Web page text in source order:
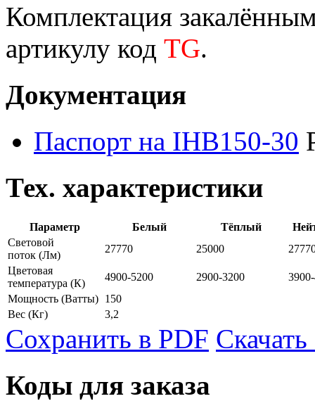
Комплектация
артикулу код TG.
Документация
Паспорт на IHB150-30
Тех. характеристики
Параметр Белый Тёплый
Световой
поток (Лм)
27770 25000
Цветовая
температура (К)
4900-5200 2900-3200
Мощность (Ватты) 150
Вес (Кг) 3,2
Сохранить в PDF
Коды для заказа